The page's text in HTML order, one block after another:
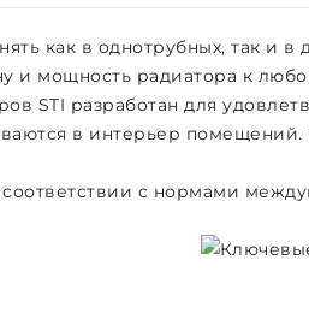
как в однотрубных, так и в
и мощность радиатора к
STI разработан для
в интерьер
с нормами